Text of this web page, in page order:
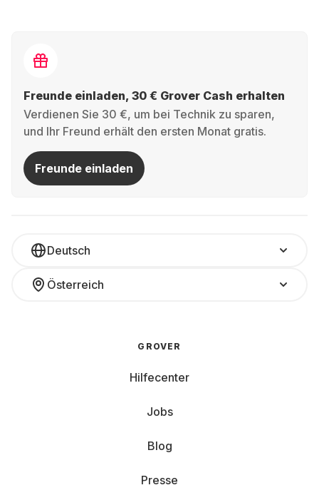
Freunde einladen, 30 € Grover Cash erhalten
Verdienen Sie 30 €, um bei Technik zu sparen,
und Ihr Freund erhält den ersten Monat gratis.
Freunde einladen
Deutsch
Österreich
GROVER
Hilfecenter
Jobs
Blog
Presse